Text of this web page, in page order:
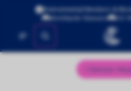
Environmental Monitors &
Worldwide Shipping
ISO
No se encontraron
Sensor